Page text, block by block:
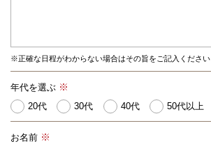
※正確な日程がわからない場合はその旨をご記入ください
年代を選ぶ
20代
30代 40代 50代以上
お名前